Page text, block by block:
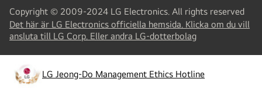
Copyright © 2009-2024 LG Electronics. All rights reserved
Det här är LG Electronics officiella hemsida. Klicka om du vill
ansluta till LG Corp. Eller andra LG-dotterbolag(
a
new
tab
LG Jeong-Do Management Ethics Hotline
opens